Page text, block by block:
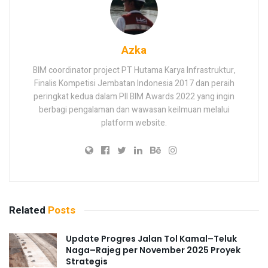
Azka
BIM coordinator project PT Hutama Karya Infrastruktur,
Finalis Kompetisi Jembatan Indonesia 2017 dan peraih
peringkat kedua dalam PII BIM Awards 2022 yang ingin
berbagi pengalaman dan wawasan keilmuan melalui
platform website.
Related Posts
Update Progres Jalan Tol Kamal–Teluk
Naga–Rajeg per November 2025 Proyek
Strategis